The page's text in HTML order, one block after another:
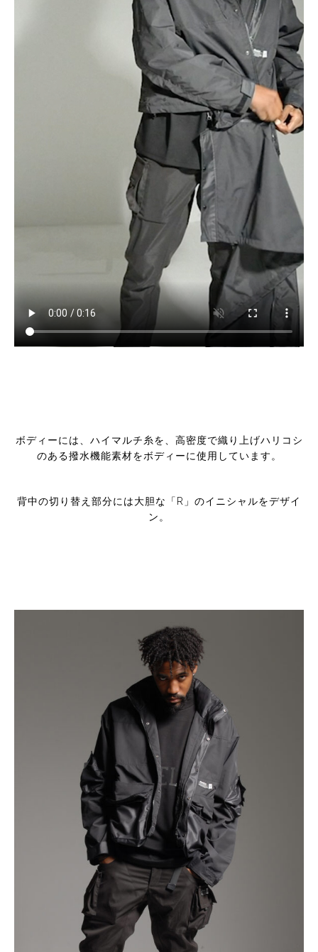
ボディーには、ハイマルチ糸を、高密度で織り上げハリコシ
のある撥水機能素材をボディーに使用しています。
背中の切り替え部分には大胆な「R」のイニシャルをデザイ
ン。